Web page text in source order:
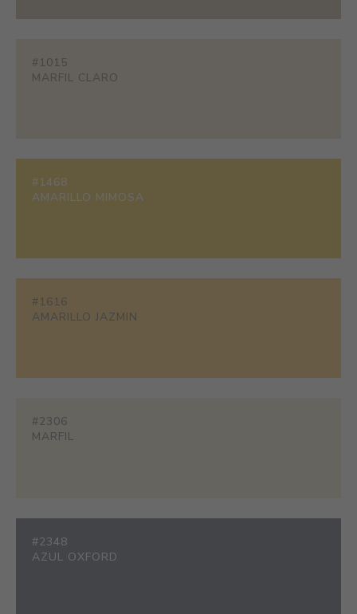
#1015
MARFIL CLARO
#1468
AMARILLO MIMOSA
#1616
AMARILLO JAZMIN
#2306
MARFIL
#2348
AZUL OXFORD